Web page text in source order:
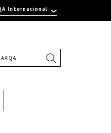
Internacional